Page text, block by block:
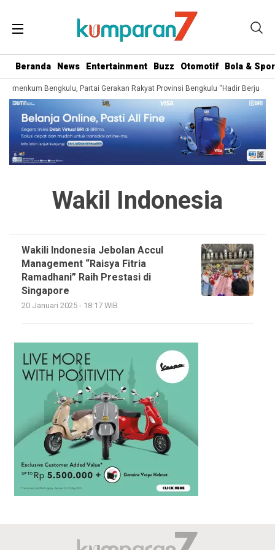
Beranda News Entertainment Buzz Otomotif Bola &
Bengkulu, Partai Gerakan Rakyat Provinsi Bengkulu “Hadir Berjuang
Wakil Indonesia
Wakili Indonesia Jebolan Accul
Management “Raisya Fitria
Ramadhani” Raih Prestasi di
Singapore
20 Januari 2025 - 18:17 WIB